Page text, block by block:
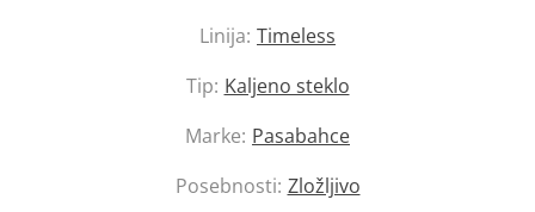
Linija: Timeless
Tip: Kaljeno steklo
Marke: Pasabahce
Posebnosti: Zložljivo